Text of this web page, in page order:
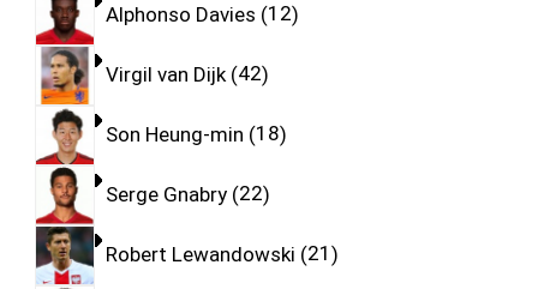
Alphonso Davies 12
Virgil van Dijk 42
Son Heung-min 18
Serge Gnabry 22
Robert Lewandowski 21